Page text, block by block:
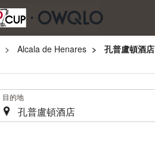
Alcala de Henares 孔普盧頓酒店
目的地